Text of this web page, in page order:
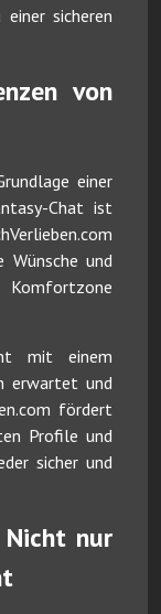
sicheren
von
einer
Chat ist
und
Komfortzone
mit einem
erwartet und
fördert
Profile und
sicher und
nur